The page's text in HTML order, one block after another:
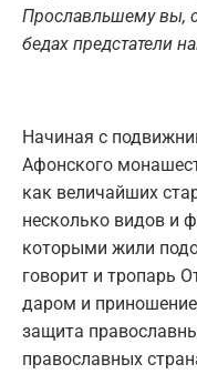
Прославльшему вы,
бедах предстатели
Начиная с
Афонского
как величайших
несколько видов и
которыми жили
говорит и тропарь
даром и
защита
православных